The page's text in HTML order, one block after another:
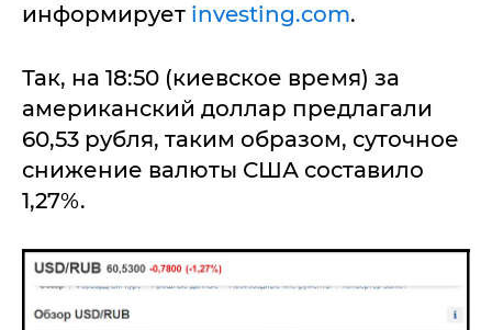
информирует investing.com.
Так, на 18:50 (киевское время) за
американский доллар предлагали
60,53 рубля, таким образом, суточное
снижение валюты США составило
1,27%.